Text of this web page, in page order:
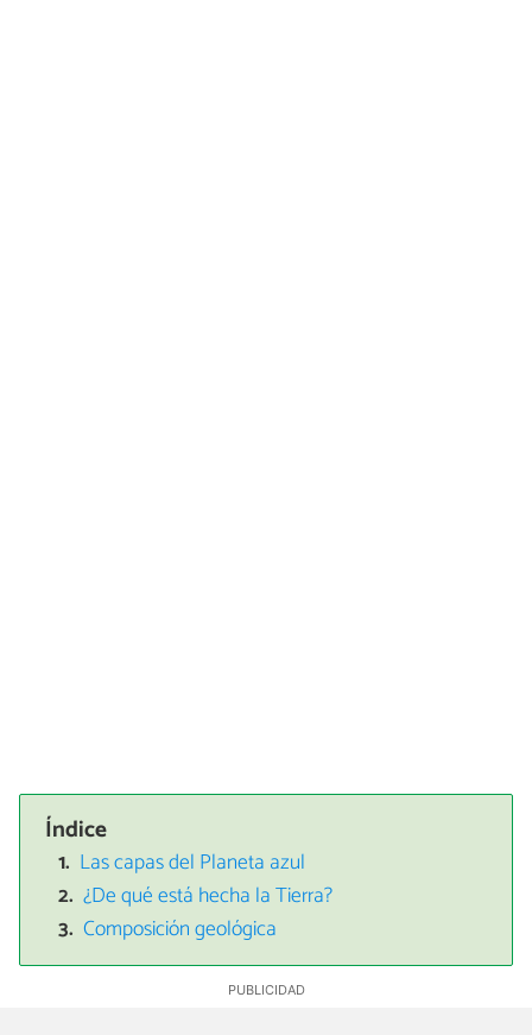
Índice
Las capas del Planeta azul
¿De qué está hecha la Tierra?
Composición geológica